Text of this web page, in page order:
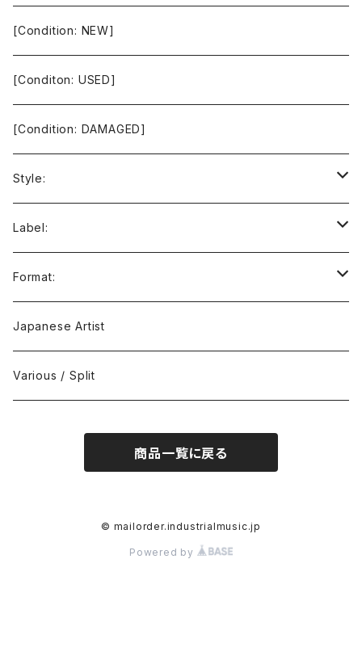
[Condition: NEW]
[Conditon: USED]
[Condition: DAMAGED]
Style:
Ambient / Drone / Ritual
Avant / Experimental
Black Metal
Concrète / Contemporary
D'n'B / Dubstep / Bass Music
Electro / Body / Aggrotech
Label:
21st Circuitry
412Recordings
999 CUTS
Advaita Records
Format:
CD
CD-R
Vinyl(LP/12")
Japanese Artist
Various / Split
商品一覧に戻る
© mailorder.industrialmusic.jp
Powered by